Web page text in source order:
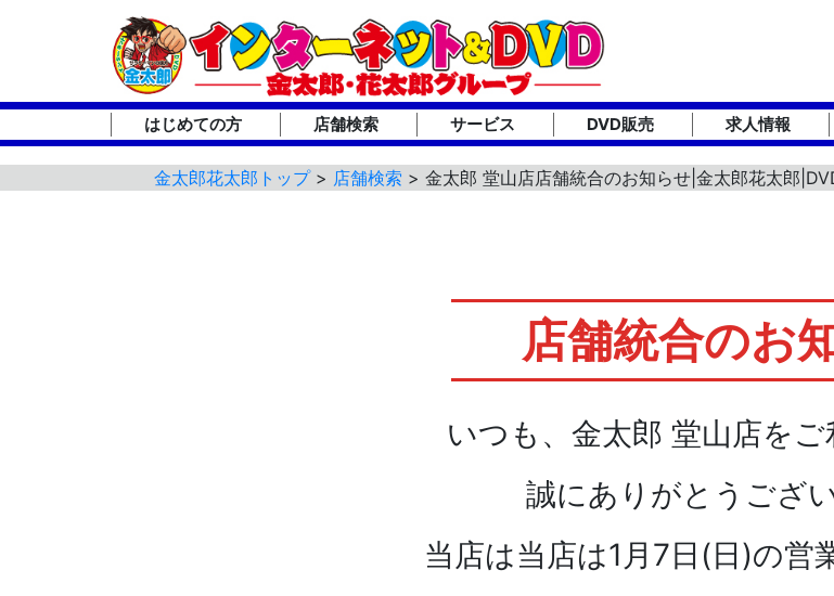
はじめての方 店舗検索 サービス DVD販売 求人情報
金太郎花太郎トップ> 店舗検索 > 金太郎 堂山店店舗統合のお知らせ|金太郎花太郎
店舗統合のお
いつも、金太郎 堂山店をご
誠にありがとうござい
当店は当店は1月7日(日)の営